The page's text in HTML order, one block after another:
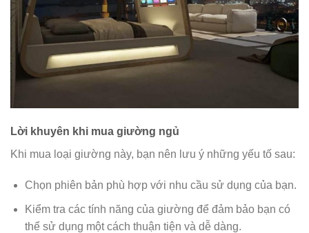
Lời khuyên khi mua giường ngủ
Khi mua loại giường này, bạn nên lưu ý những yếu tố sau:
Chọn phiên bản phù hợp với nhu cầu sử dụng của bạn.
Kiểm tra các tính năng của giường để đảm bảo bạn có
thể sử dụng một cách thuận tiện và dễ dàng.